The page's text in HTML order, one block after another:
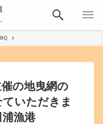
の地曳網の
いただきま
浦漁港